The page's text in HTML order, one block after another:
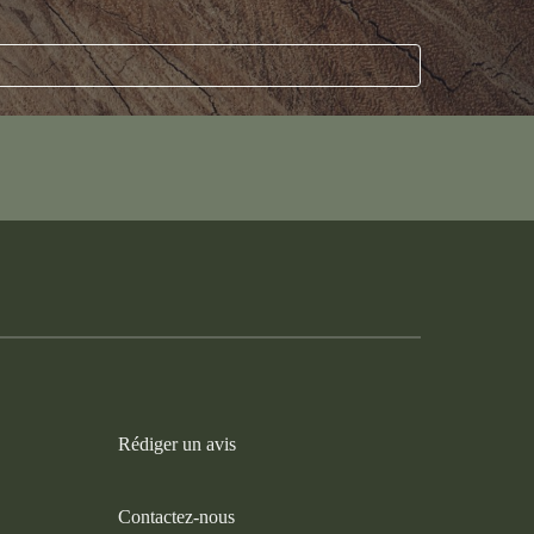
Rédiger un avis
Contactez-nous